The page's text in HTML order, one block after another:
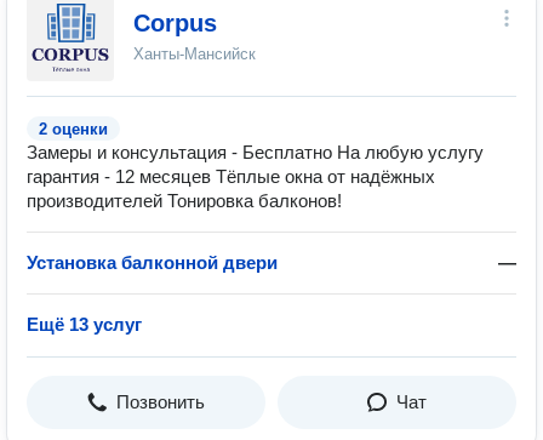
Corpus
Ханты-Мансийск
2 оценки
Замеры и консультация - Бесплатно На любую услугу
гарантия - 12 месяцев Тёплые окна от надёжных
производителей Тонировка балконов!
Установка балконной двери —
Ещё 13 услуг
Позвонить Чат